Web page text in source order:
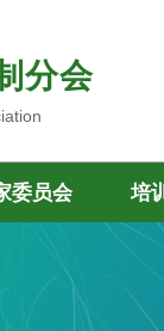
分会
委员会 培